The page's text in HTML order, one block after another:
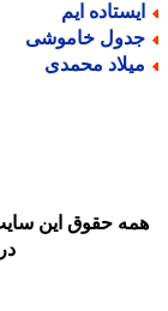
ایم
خاموشی
محمدی
حقوق این سایت
در